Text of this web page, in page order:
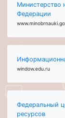
Министерство
Федерации
window.edu.ru
Федеральный
ресурсов